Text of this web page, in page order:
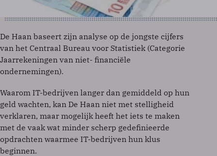
De Haan baseert zijn analyse op de jongste cijfers
van het Centraal Bureau voor Statistiek (Categorie
Jaarrekeningen van niet- financiële
ondernemingen).
Waarom IT-bedrijven langer dan gemiddeld op hun
geld wachten, kan De Haan niet met stelligheid
verklaren, maar mogelijk heeft het iets te maken
met de vaak wat minder scherp gedefinieerde
opdrachten waarmee IT-bedrijven hun klus
beginnen.